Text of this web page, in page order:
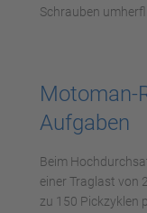
Schrauben
Motoman-
Aufgaben
Beim
einer Traglast von
zu 150 Pickzyklen